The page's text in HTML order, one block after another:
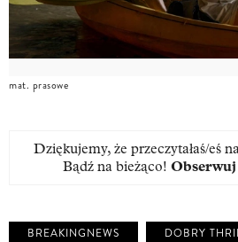
mat. prasowe
Dziękujemy, że przeczytałaś/eś
Bądź na bieżąco! Obserwuj
BREAKINGNEWS
DOBRY